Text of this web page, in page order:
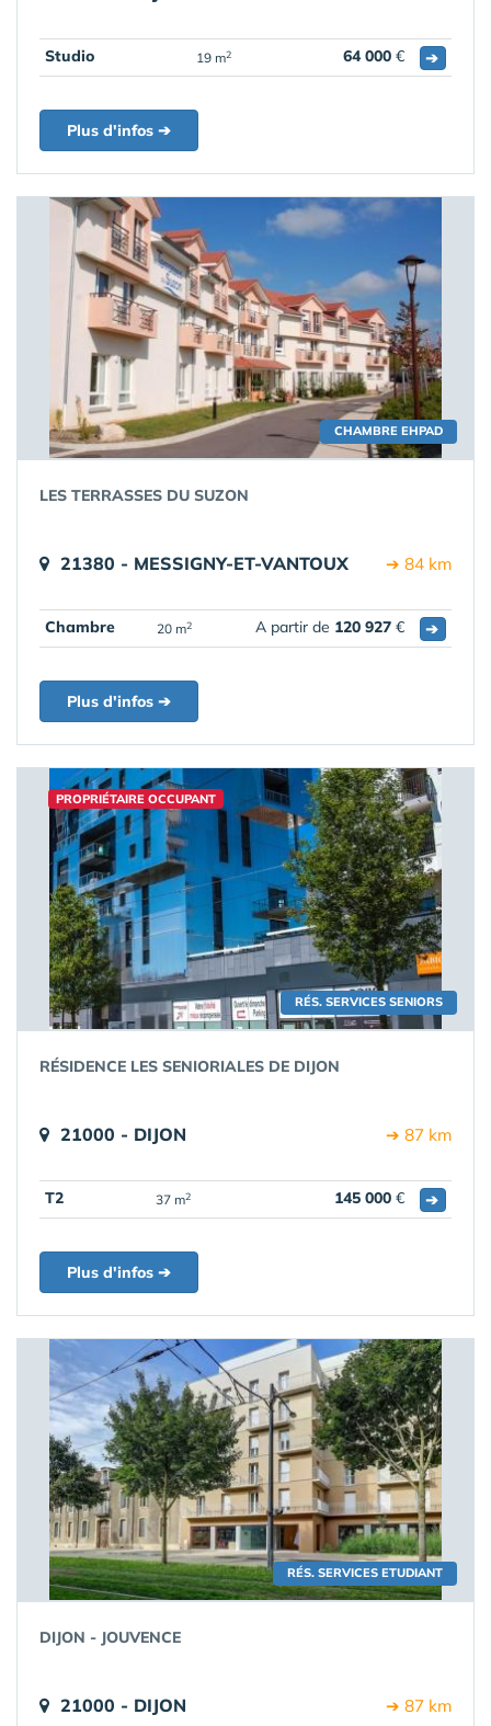
Studio 19 m2 64 000 € ➔
Plus d'infos ➔
CHAMBRE EHPAD
LES TERRASSES DU SUZON
21380 - MESSIGNY-ET-VANTOUX ➔ 84 km
Chambre 20 m2 A partir de 120 927 € ➔
Plus d'infos ➔
RÉS. SERVICES SENIORS
PROPRIÉTAIRE OCCUPANT
RÉSIDENCE LES SENIORIALES DE DIJON
21000 - DIJON ➔ 87 km
T2 37 m2 145 000 € ➔
Plus d'infos ➔
RÉS. SERVICES ETUDIANT
DIJON - JOUVENCE
21000 - DIJON ➔ 87 km